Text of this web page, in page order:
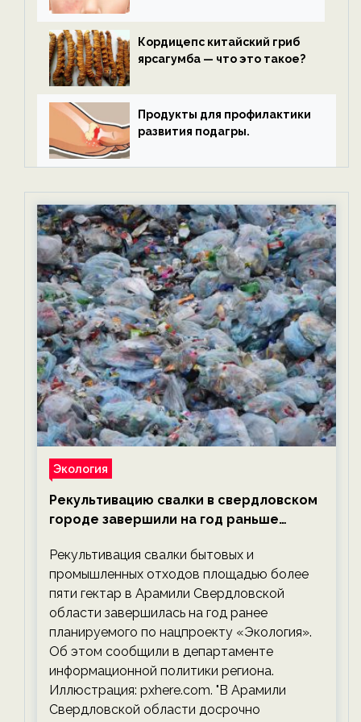
Кордицепс китайский гриб
ярсагумба — что это такое?
Продукты для профилактики
развития подагры.
Экология
Рекультивацию свалки в свердловском
городе завершили на год раньше
экологии на ECOportal
Рекультивация свалки бытовых и
промышленных отходов площадью более
пяти гектар в Арамили Свердловской
области завершилась на год ранее
планируемого по нацпроекту «Экология».
Об этом сообщили в департаменте
информационной политики региона.
Иллюстрация: pxhere.com. "В Арамили
Свердловской области досрочно